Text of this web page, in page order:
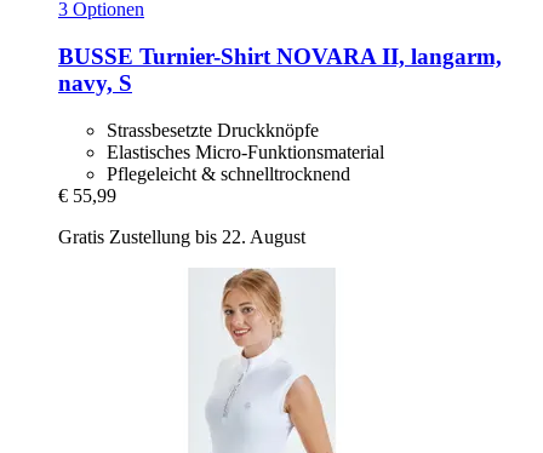
3 Optionen
BUSSE Turnier-​Shirt NOVARA II, langarm,
navy, S
Strassbesetzte Druckknöpfe
Elastisches Micro-Funktionsmaterial
Pflegeleicht & schnelltrocknend
€ 55,99
Gratis Zustellung bis 22. August